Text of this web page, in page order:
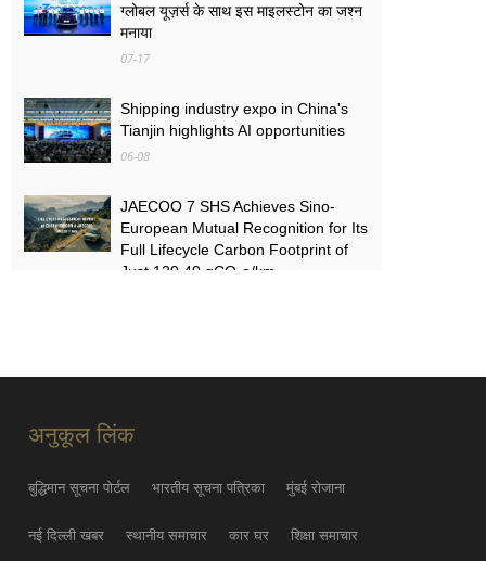
ग्लोबल यूज़र्स के साथ इस माइलस्टोन का जश्न
मनाया
07-17
Shipping industry expo in China's
Tianjin highlights AI opportunities
06-08
JAECOO 7 SHS Achieves Sino-
European Mutual Recognition for Its
Full Lifecycle Carbon Footprint of
Just 120.40 gCO₂e/km
05-21
अनुकूल लिंक
बुद्धिमान सूचना पोर्टल भारतीय सूचना पत्रिका मुंबई रोजाना
नई दिल्ली खबर स्थानीय समाचार कार घर शिक्षा समाचार